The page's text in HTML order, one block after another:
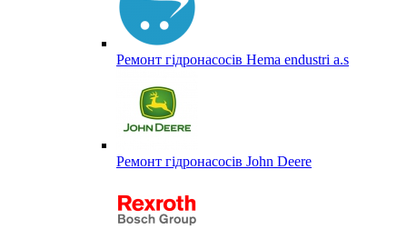
Ремонт гідронасосів Hema endustri a.s
Ремонт гідронасосів John Deere